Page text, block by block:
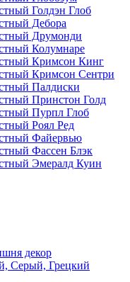
Голдэн Глоб
Дебора
Друмонди
Колумнаре
Кримсон Кинг
Кримсон Сентри
Палдиски
Принстoн Голд
Пурпл Глоб
Роял Ред
Файервью
Фассен Блэк
Эмералд Куин
декор
Серый, Грецкий